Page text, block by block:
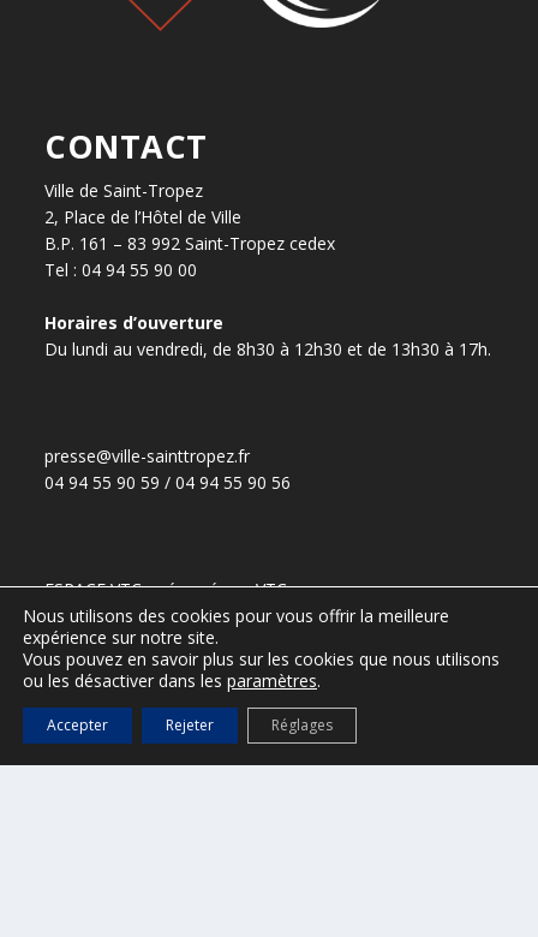
CONTACT
Ville de Saint-Tropez
2, Place de l’Hôtel de Ville
B.P. 161 – 83 992 Saint-Tropez cedex
Tel : 04 94 55 90 00
Horaires d’ouverture
Du lundi au vendredi, de 8h30 à 12h30 et de 13h30 à 17h.
presse@ville-sainttropez.fr
04 94 55 90 59 / 04 94 55 90 56
ESPACE VTC – réservé aux VTC
(Accès :DGS@ville-sainttropez.fr )
Tel. Police Municipale : 04 94 54 86 65
Nous utilisons des cookies pour vous offrir la meilleure
expérience sur notre site.
Vous pouvez en savoir plus sur les cookies que nous utilisons
ou les désactiver dans les paramètres.
Accepter Rejeter Réglages